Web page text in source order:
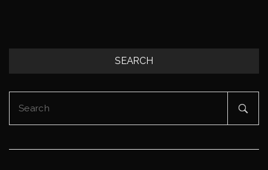
SEARCH
for: